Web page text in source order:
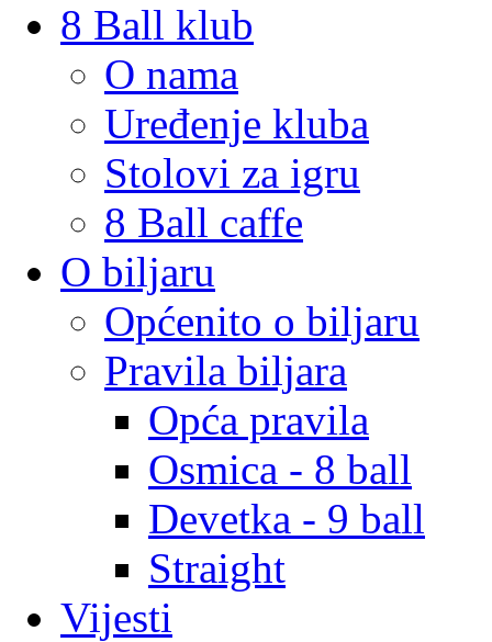
8 Ball klub
O nama
Uređenje kluba
Stolovi za igru
8 Ball caffe
O biljaru
Općenito o biljaru
Pravila biljara
Opća pravila
Osmica - 8 ball
Devetka - 9 ball
Straight
Vijesti